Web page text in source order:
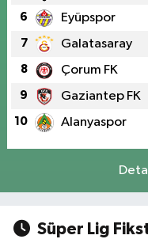
6 Eyüpspor
7 Galatasaray
8 Çorum FK
9 Gaziantep FK
10 Alanyaspor
Süper Lig